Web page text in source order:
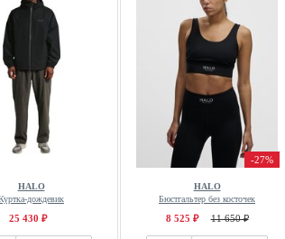
HALO
дождевик
25 430 ₽
-27%
HALO
Бюстгальтер без косточек
8 525 ₽ 11 650 ₽